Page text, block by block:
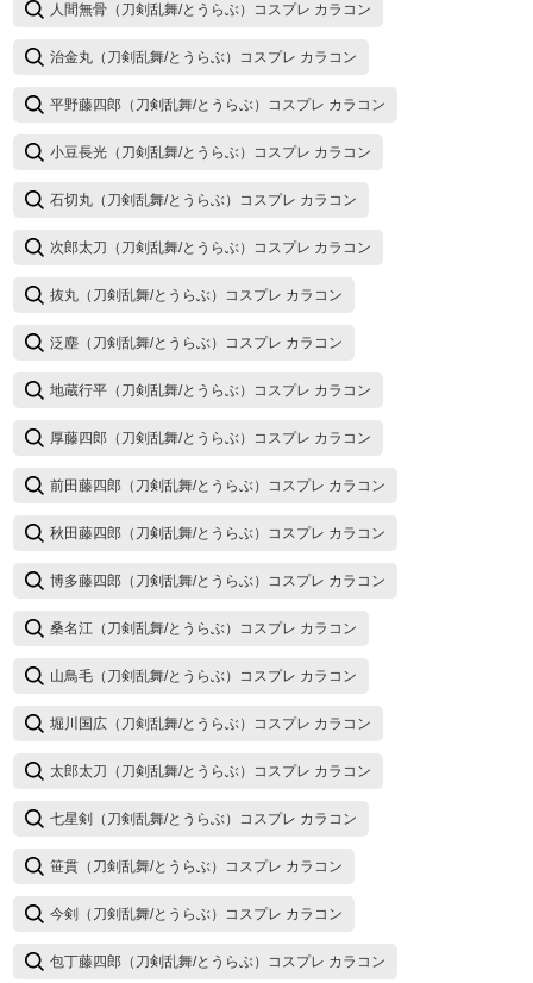
人間無骨（刀剣乱舞/とうらぶ）コスプレ カラコン
治金丸（刀剣乱舞/とうらぶ）コスプレ カラコン
平野藤四郎（刀剣乱舞/とうらぶ）コスプレ カラコン
小豆長光（刀剣乱舞/とうらぶ）コスプレ カラコン
石切丸（刀剣乱舞/とうらぶ）コスプレ カラコン
次郎太刀（刀剣乱舞/とうらぶ）コスプレ カラコン
抜丸（刀剣乱舞/とうらぶ）コスプレ カラコン
泛塵（刀剣乱舞/とうらぶ）コスプレ カラコン
地蔵行平（刀剣乱舞/とうらぶ）コスプレ カラコン
厚藤四郎（刀剣乱舞/とうらぶ）コスプレ カラコン
前田藤四郎（刀剣乱舞/とうらぶ）コスプレ カラコン
秋田藤四郎（刀剣乱舞/とうらぶ）コスプレ カラコン
博多藤四郎（刀剣乱舞/とうらぶ）コスプレ カラコン
桑名江（刀剣乱舞/とうらぶ）コスプレ カラコン
山鳥毛（刀剣乱舞/とうらぶ）コスプレ カラコン
堀川国広（刀剣乱舞/とうらぶ）コスプレ カラコン
太郎太刀（刀剣乱舞/とうらぶ）コスプレ カラコン
七星剣（刀剣乱舞/とうらぶ）コスプレ カラコン
笹貫（刀剣乱舞/とうらぶ）コスプレ カラコン
今剣（刀剣乱舞/とうらぶ）コスプレ カラコン
包丁藤四郎（刀剣乱舞/とうらぶ）コスプレ カラコン